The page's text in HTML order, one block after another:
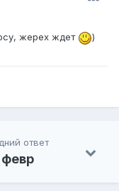
жерех ждет )
ответ
февр